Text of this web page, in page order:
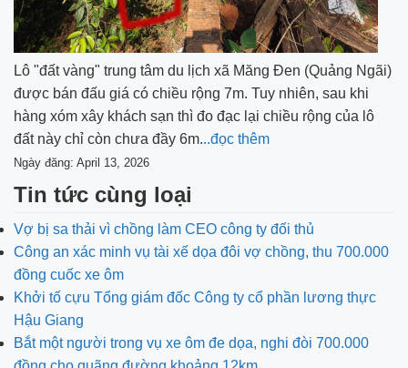
Lô "đất vàng" trung tâm du lịch xã Măng Đen (Quảng Ngãi)
được bán đấu giá có chiều rộng 7m. Tuy nhiên, sau khi
hàng xóm xây khách sạn thì đo đạc lại chiều rộng của lô
đất này chỉ còn chưa đầy 6m...đọc thêm
Ngày đăng: April 13, 2026
Tin tức cùng loại
Vợ bị sa thải vì chồng làm CEO công ty đối thủ
Công an xác minh vụ tài xế dọa đôi vợ chồng, thu 700.000
đồng cuốc xe ôm
Khởi tố cựu Tổng giám đốc Công ty cổ phần lương thực
Hậu Giang
Bắt một người trong vụ xe ôm đe dọa, nghi đòi 700.000